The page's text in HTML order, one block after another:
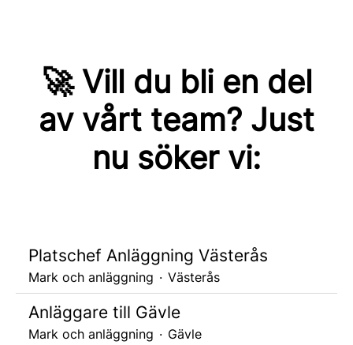
🚀 Vill du bli en del
av vårt team? Just
nu söker vi:
Platschef Anläggning Västerås
Mark och anläggning · Västerås
Anläggare till Gävle
Mark och anläggning · Gävle